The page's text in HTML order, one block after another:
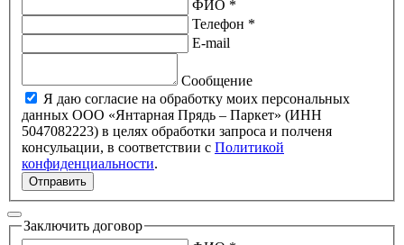
ФИО *
Телефон *
E-mail
Сообщение
Я даю согласие на обработку моих персональных
данных ООО «Янтарная Прядь – Паркет» (ИНН
5047082223) в целях обработки запроса и полченя
консульации, в соответствии с Политикой
конфиденциальности.
Отправить
Заключить договор